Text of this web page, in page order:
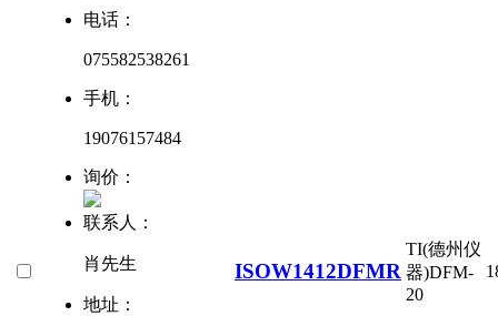
电话：
075582538261
手机：
19076157484
询价：
联系人：
肖先生
地址：
ISOW1412DFMR
TI(德州仪
器)DFM-
20